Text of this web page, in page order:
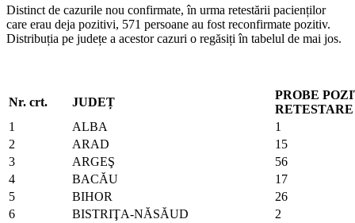
Distinct de cazurile nou confirmate, în urma retestării pacienților
care erau deja pozitivi, 571 persoane au fost reconfirmate pozitiv.
Distribuția pe județe a acestor cazuri o regăsiți în tabelul de mai jos.
Nr. crt. JUDEȚ
PROBE
RETESTARE
1
ALBA
1
2
ARAD
15
3
ARGEŞ
56
4
BACĂU
17
5
BIHOR
26
6
BISTRIŢA-NĂSĂUD
2